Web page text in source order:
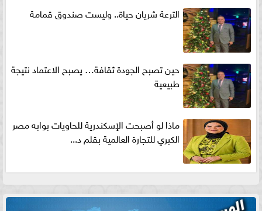
الترعة شريان حياة.. وليست صندوق قمامة
حين تصبح الجودة ثقافة… يصبح الاعتماد نتيجة
طبيعية
ماذا لو أصبحت الإسكندرية للحاويات بوابه مصر
الكبري للتجارة العالمية بقلم د...